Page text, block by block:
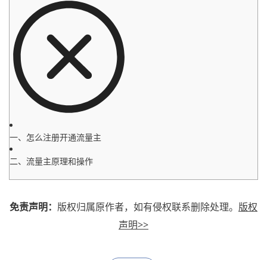
一、怎么注册开通流量主
二、流量主原理和操作
免责声明： 版权归属原作者，如有侵权联系删除处理。 版权
声明>>